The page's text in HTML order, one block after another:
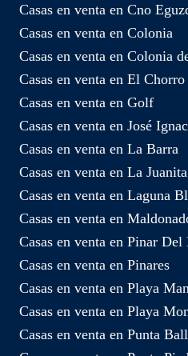
Casas en venta en Cno
Casas en venta en Colonia
Casas en venta en Colonia
Casas en venta en El Chorro
Casas en venta en Golf
Casas en venta en José
Casas en venta en La Barra
Casas en venta en La Juanita
Casas en venta en Laguna
Casas en venta en
Casas en venta en Pinar Del
Casas en venta en Pinares
Casas en venta en Playa
Casas en venta en Playa
Casas en venta en Punta